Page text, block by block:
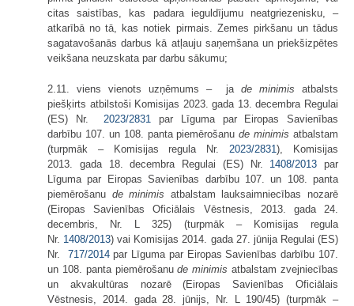
citas saistības, kas padara ieguldījumu neatgriezenisku, –
atkarībā no tā, kas notiek pirmais. Zemes pirkšanu un tādus
sagatavošanās darbus kā atļauju saņemšana un priekšizpētes
veikšana neuzskata par darbu sākumu;
2.11. viens vienots uzņēmums – ja de minimis atbalsts
piešķirts atbilstoši Komisijas 2023. gada 13. decembra Regulai
(ES) Nr.
2023/2831
par Līguma par Eiropas Savienības
darbību 107. un 108. panta piemērošanude minimis atbalstam
(turpmāk – Komisijas regula Nr. 2023/2831), Komisijas
2013. gada 18. decembra Regulai (ES) Nr. 1408/2013 par
Līguma par Eiropas Savienības darbību 107. un 108. panta
piemērošanu de minimis atbalstam lauksaimniecības nozarē
(Eiropas Savienības Oficiālais Vēstnesis, 2013. gada 24.
decembris, Nr. L 325) (turpmāk – Komisijas regula
Nr. 1408/2013) vai Komisijas 2014. gada 27. jūnija Regulai (ES)
Nr.
717/2014par Līguma par Eiropas Savienības darbību 107.
un 108. panta piemērošanude minimis atbalstam zvejniecības
un akvakultūras nozarē (Eiropas Savienības Oficiālais
Vēstnesis, 2014. gada 28. jūnijs, Nr. L 190/45) (turpmāk –